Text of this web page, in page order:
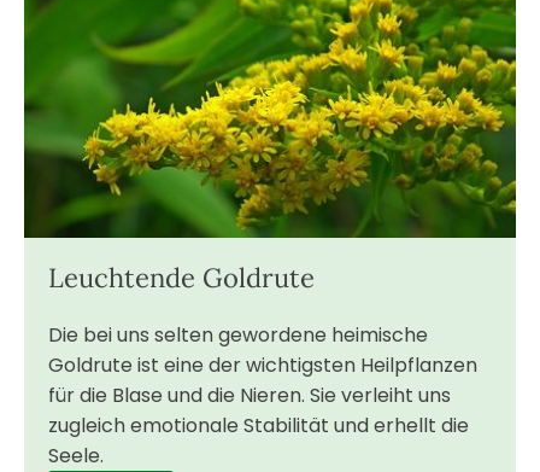
Leuchtende Goldrute
Die bei uns selten gewordene heimische
Goldrute ist eine der wichtigsten Heilpflanzen
für die Blase und die Nieren. Sie verleiht uns
zugleich emotionale Stabilität und erhellt die
Seele.